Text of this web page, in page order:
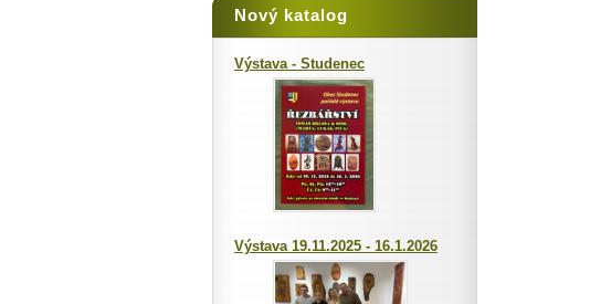
Nový katalog
Výstava - Studenec
Výstava 19.11.2025 - 16.1.2026